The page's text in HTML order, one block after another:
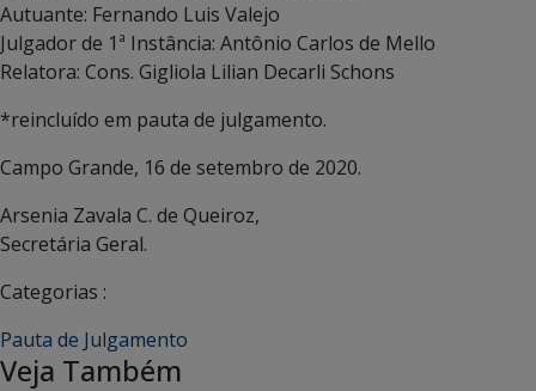
Autuante: Fernando Luis Valejo
Julgador de 1ª Instância: Antônio Carlos de Mello
Relatora: Cons. Gigliola Lilian Decarli Schons
*reincluído em pauta de julgamento.
Campo Grande, 16 de setembro de 2020.
Arsenia Zavala C. de Queiroz,
Secretária Geral.
Categorias :
Pauta de Julgamento
Veja Também